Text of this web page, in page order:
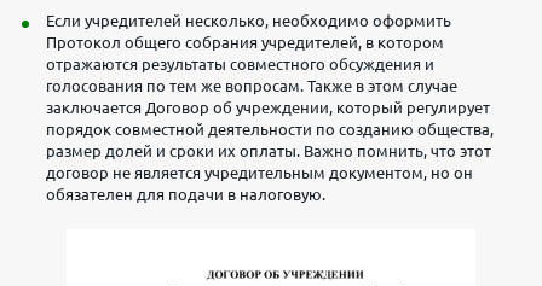
Если учредителей несколько, необходимо оформить
Протокол общего собрания учредителей, в котором
отражаются результаты совместного обсуждения и
голосования по тем же вопросам. Также в этом случае
заключается Договор об учреждении, который регулирует
порядок совместной деятельности по созданию общества,
размер долей и сроки их оплаты. Важно помнить, что этот
договор не является учредительным документом, но он
обязателен для подачи в налоговую.